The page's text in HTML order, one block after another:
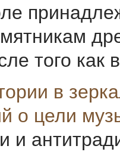
того как
в
о цели
и